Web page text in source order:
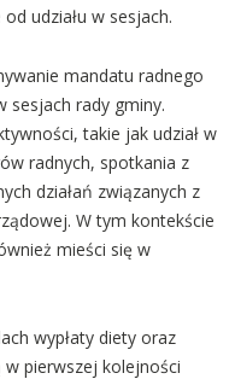
udziału w sesjach.
mandatu radnego
sesjach rady gminy.
takie jak udział w
radnych, spotkania z
działań związanych z
W tym kontekście
mieści się w
wypłaty diety oraz
pierwszej kolejności